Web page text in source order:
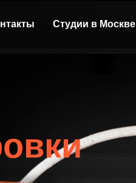
Студии в Москве